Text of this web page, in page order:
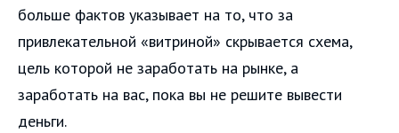
больше фактов указывает на то, что за
привлекательной «витриной» скрывается схема,
цель которой не заработать на рынке, а
заработать на вас, пока вы не решите вывести
деньги.